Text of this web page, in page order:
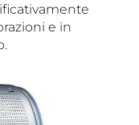
e in